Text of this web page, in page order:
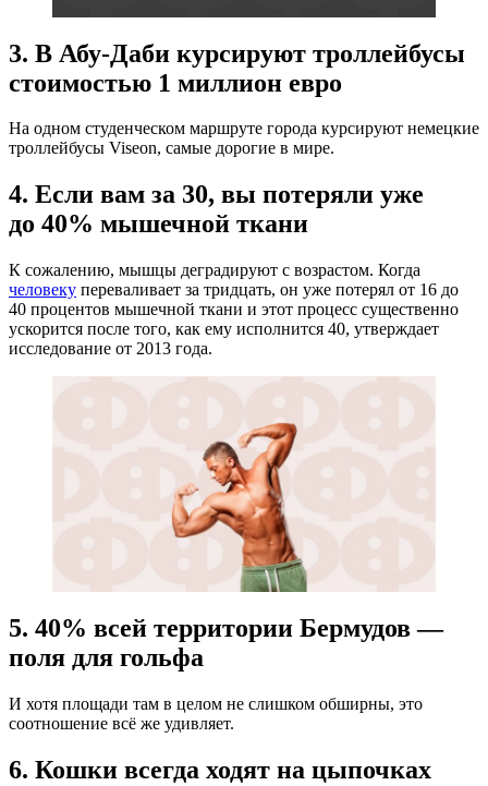
3. В Абу-Даби курсируют троллейбусы
стоимостью 1 миллион евро
На одном студенческом маршруте города курсируют немецкие
троллейбусы Viseon, самые дорогие в мире.
4. Если вам за 30, вы потеряли уже
до 40% мышечной ткани
К сожалению, мышцы деградируют с возрастом. Когда
человеку переваливает за тридцать, он уже потерял от 16 до
40 процентов мышечной ткани и этот процесс существенно
ускорится после того, как ему исполнится 40, утверждает
исследование от 2013 года.
5. 40% всей территории Бермудов —
поля для гольфа
И хотя площади там в целом не слишком обширны, это
соотношение всё же удивляет.
6. Кошки всегда ходят на цыпочках